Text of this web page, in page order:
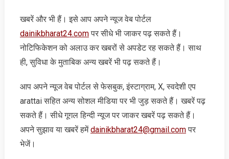
खबरें और भी हैं। इसे आप अपने न्‍यूज वेब पोर्टल
dainikbharat24.comपर सीधे भी जाकर पढ़ सकते हैं।
नोटिफिकेशन को अलाउ कर खबरों से अपडेट रह सकते हैं। साथ
ही, सुविधा के मुताबिक अन्‍य खबरें भी पढ़ सकते हैं।
आप अपने न्‍यूज वेब पोर्टल से फेसबुक, इंस्‍टाग्राम, X, स्‍वदेशी एप
arattai सहित अन्‍य सोशल मीडिया पर भी जुड़ सकते हैं। खबरें पढ़
सकते हैं। सीधे गूगल हिन्‍दी न्‍यूज पर जाकर खबरें पढ़ सकते हैं।
अपने सुझाव या खबरें हमेंdainikbharat24@gmail.comपर
भेजें।